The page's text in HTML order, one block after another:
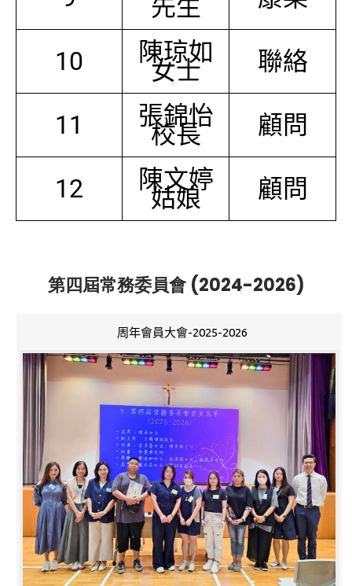
先生
10 陳琼如
女士 聯絡
11 張錦怡
校長 顧問
12 陳文婷
姑娘 顧問
第四屆常務委員會 (2024-2026)
周年會員大會-2025-2026